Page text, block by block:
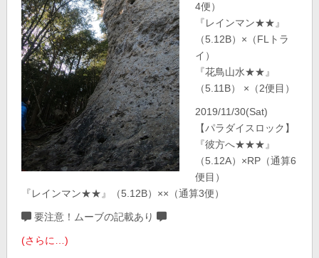
4便）
『レインマン★★』
（5.12B）×（FLトラ
イ）
『花鳥山水★★』
（5.11B） ×（2便目）
2019/11/30(Sat)
【パラダイスロック】
『彼方へ★★★』
（5.12A）×RP（通算6
便目）
『レインマン★★』（5.12B）××（通算3便）
要注意！ムーブの記載あり
(さらに…)